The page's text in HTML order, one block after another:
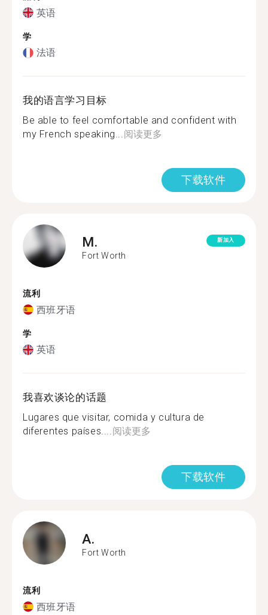
英语
学
法语
我的语言学习目标
Be able to feel comfortable and confident with
my French speaking...阅读更多
下载软件
M.
Fort Worth
新加入
流利
西班牙语
学
英语
我喜欢谈论的话题
Lugares que visitar, comida y cultura de
diferentes países....阅读更多
下载软件
A.
Fort Worth
流利
西班牙语